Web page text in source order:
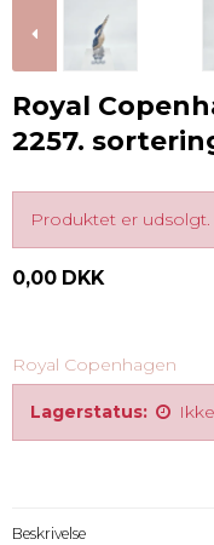
Royal
2257.
Produktet er udsolgt.
0,00 DKK
Royal Copenhagen
Lagerstatus:
Beskrivelse